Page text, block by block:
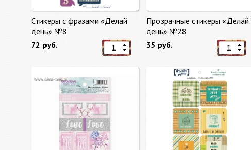
Стикеры с фразами «Делай
день» №8
72 руб.
Прозрачные стикеры «Делай
день» №28
35 руб.